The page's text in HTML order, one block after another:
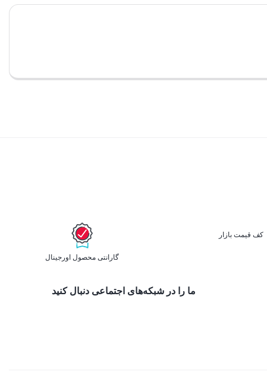
کف قیمت بازار
گارانتی محصول اورجینال
ما را در شبکه‌های اجتماعی دنبال کنید